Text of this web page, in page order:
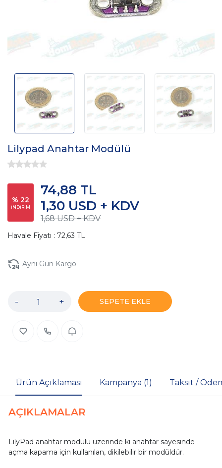
Lilypad Anahtar Modülü
% 22
İNDİRİM
1,68 USD + KDV
1,30 USD + KDV
74,88 TL
Havale Fiyatı : 72,63 TL
Aynı Gün Kargo
- + SEPETE EKLE
Ürün Açıklaması Kampanya (1) Taksit /
AÇIKLAMALAR
LilyPad anahtar modülü üzerinde ki anahtar sayesinde
açma kapama için kullanılan, dikilebilir bir modüldür.